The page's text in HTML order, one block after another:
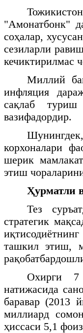
"Амонатбонк"
соҳалар,
сезиларли
кечиктирилмас
Миллий
инфляция
сақлаб
вазифадордир.
корхоналари
шерик
этиш
Ҳурматли
Тез
стратегик
ташкил этиш,
Охирги 7
натижасида
баравар (2013
миллиард
ҳиссаси 5,1